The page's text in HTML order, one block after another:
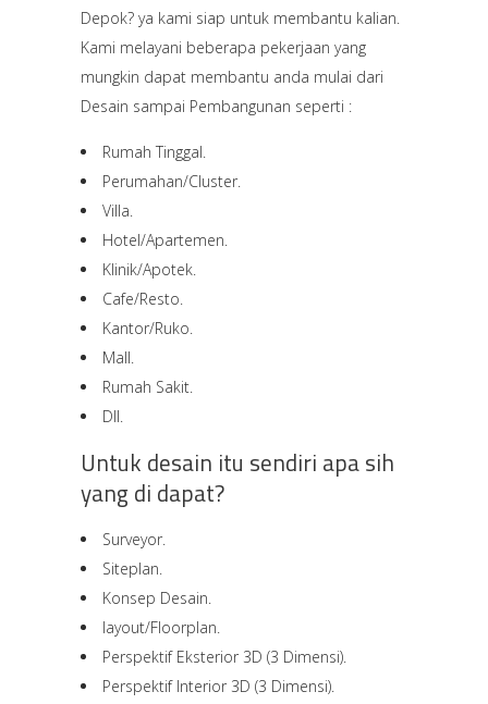
Depok? ya kami siap untuk membantu kalian.
Kami melayani beberapa pekerjaan yang
mungkin dapat membantu anda mulai dari
Desain sampai Pembangunan seperti :
Rumah Tinggal.
Perumahan/Cluster.
Villa.
Hotel/Apartemen.
Klinik/Apotek.
Cafe/Resto.
Kantor/Ruko.
Mall.
Rumah Sakit.
Dll.
Untuk desain itu sendiri apa sih
yang di dapat?
Surveyor.
Siteplan.
Konsep Desain.
layout/Floorplan.
Perspektif Eksterior 3D (3 Dimensi).
Perspektif Interior 3D (3 Dimensi).